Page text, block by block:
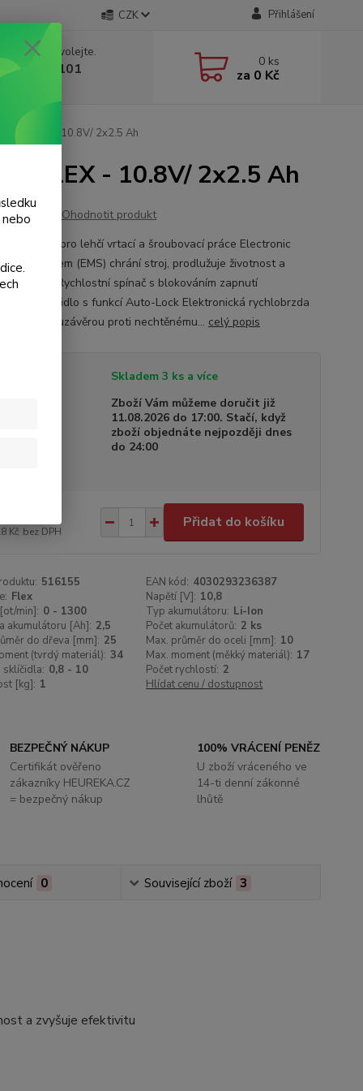
CZK Přihlášení
rady? Zavolejte.
986 101
8-20 hod.)
0 ks
za 0 Kč
LD FLEX - 10.8V/ 2x2.5 Ah
FLEX - 10.8V/ 2x2.5 Ah
Ohodnotit produkt
stroj pro lehčí vrtací a šroubovací práce Electronic
System (EMS) chrání stroj, prodlužuje životnost a
efektivitu Rychlostní spínač s blokováním zapnutí
sklíčidlo s funkcí Auto-Lock Elektronická rychlobrzda
levý chod s uzávěrou proti nechtěnému... celý popis
Skladem 3 ks a více
Zboží Vám můžeme doručit již
11.08.2026 do 17:00. Stačí, když
zboží objednáte nejpozději dnes
do 24:00
Kč bez DPH
Přidat do košíku
516155 EAN kód: 4030293236387
Flex Napětí [V]: 10,8
min]: 0 - 1300 Typ akumulátoru: Li-Ion
akumulátoru [Ah]: 2,5 Počet akumulátorů: 2 ks
do dřeva [mm]: 25 Max. průměr do oceli [mm]: 10
(tvrdý materiál): 34 Max. moment (měkký materiál): 17
sklíčidla: 0,8 - 10 Počet rychlostí: 2
[kg]: 1 Hlídat cenu / dostupnost
BEZPEČNÝ NÁKUP
Certifikát ověřeno
zákazníky HEUREKA.CZ
= bezpečný nákup
100% VRÁCENÍ PENĚZ
U zboží vráceného ve
14-ti denní zákonné
lhůtě
0 Související zboží 3
a zvyšuje efektivitu